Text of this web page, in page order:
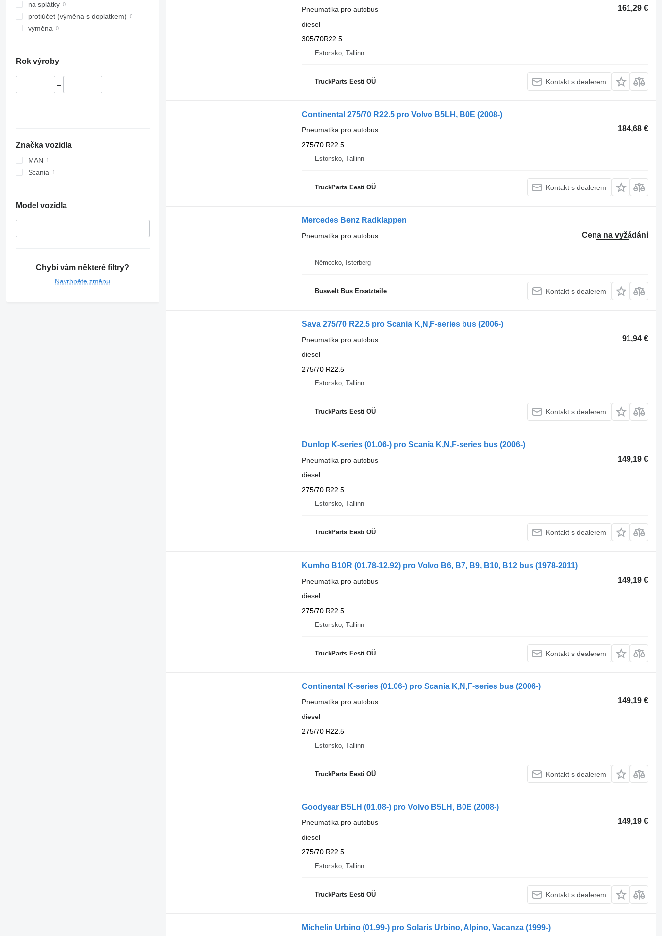
na splátky
protiúčet (výměna s doplatkem)
výměna
Rok výroby
–
Značka vozidla
MAN
Scania
Model vozidla
Chybí vám některé filtry?
Navrhněte změnu
161,29 €
Pneumatika pro autobus
diesel
305/70R22.5
Estonsko, Tallinn
TruckParts Eesti OÜ Kontakt s dealerem
Continental 275/70 R22.5 pro Volvo B5LH, B0E (2008-)
184,68 €
Pneumatika pro autobus
275/70 R22.5
Estonsko, Tallinn
TruckParts Eesti OÜ Kontakt s dealerem
Mercedes Benz Radklappen
Cena na vyžádání
Pneumatika pro autobus
Německo, Isterberg
Buswelt Bus Ersatzteile Kontakt s dealerem
Sava 275/70 R22.5 pro Scania K,N,F-series bus (2006-)
91,94 €
Pneumatika pro autobus
diesel
275/70 R22.5
Estonsko, Tallinn
TruckParts Eesti OÜ Kontakt s dealerem
Dunlop K-series (01.06-) pro Scania K,N,F-series bus (2006-)
149,19 €
Pneumatika pro autobus
diesel
275/70 R22.5
Estonsko, Tallinn
TruckParts Eesti OÜ Kontakt s dealerem
Kumho B10R (01.78-12.92) pro Volvo B6, B7, B9, B10, B12 bus (1978-2011)
149,19 €
Pneumatika pro autobus
diesel
275/70 R22.5
Estonsko, Tallinn
TruckParts Eesti OÜ Kontakt s dealerem
Continental K-series (01.06-) pro Scania K,N,F-series bus (2006-)
149,19 €
Pneumatika pro autobus
diesel
275/70 R22.5
Estonsko, Tallinn
TruckParts Eesti OÜ Kontakt s dealerem
Goodyear B5LH (01.08-) pro Volvo B5LH, B0E (2008-)
149,19 €
Pneumatika pro autobus
diesel
275/70 R22.5
Estonsko, Tallinn
TruckParts Eesti OÜ Kontakt s dealerem
Michelin Urbino (01.99-) pro Solaris Urbino, Alpino, Vacanza (1999-)